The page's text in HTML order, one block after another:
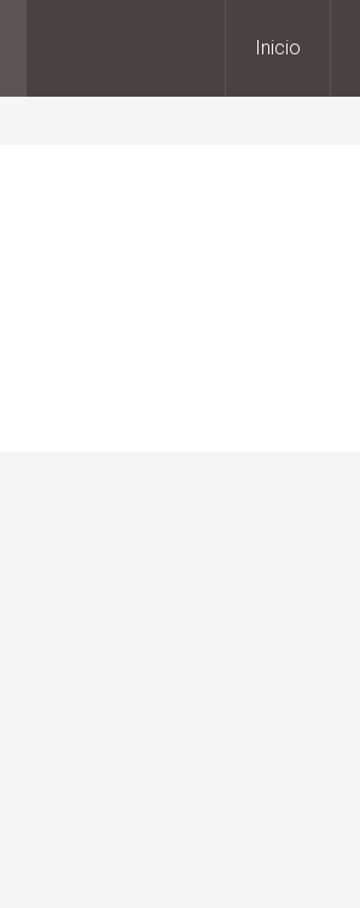
Inicio